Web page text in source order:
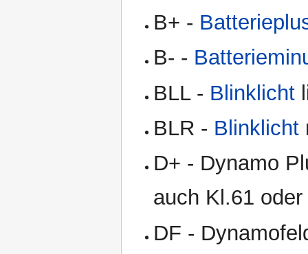
B+ -
B- -
BLL - Blinklicht
BLR - Blinklicht
D+ - Dynamo
auch Kl.61
DF -